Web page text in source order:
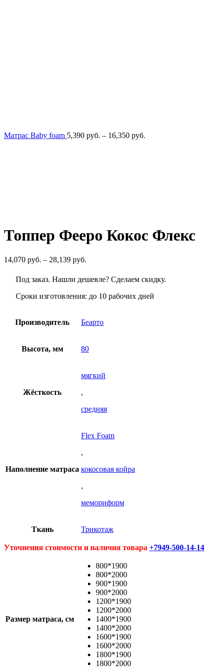
Матрас Baby foam 5,390 руб. – 16,350 руб.
Топпер Фееро Кокос Флекс
14,070 руб. – 28,139 руб.
14,070
–
Под заказ. Нашли дешевле? Сделаем скидку.
Сроки изготовления: до 10 рабочих дней
Производитель Беарто
Высота, мм 80
Жёсткость
мягкий
,
средняя
Наполнение матраса
Flex Foam
,
кокосовая койра
,
мемориформ
Ткань Трикотаж
Уточнения стоимости и наличия товара +7949-500-14-14
Размер матраса, см
800*1900
800*2000
900*1900
900*2000
1200*1900
1200*2000
1400*1900
1400*2000
1600*1900
1600*2000
1800*1900
1800*2000